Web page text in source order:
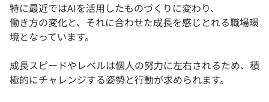
特に最近ではAIを活用したものづくりに変わり、
働き方の変化と、それに合わせた成長を感じとれる職場環
境となっています。
成長スピードやレベルは個人の努力に左右されるため、積
極的にチャレンジする姿勢と行動が求められます。